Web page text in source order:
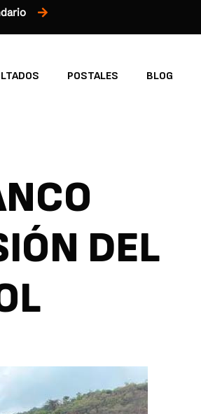
POSTALES BLOG
DEL